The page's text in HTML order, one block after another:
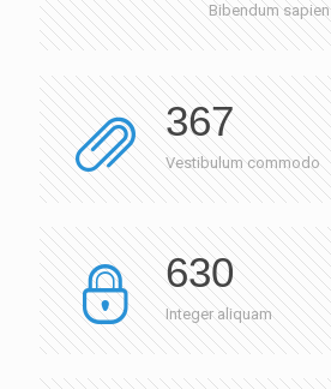
Bibendum sapien
367
Vestibulum commodo
630
Integer aliquam